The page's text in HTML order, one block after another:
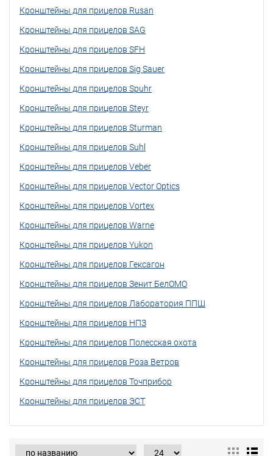
Кронштейны для прицелов Rusan
Кронштейны для прицелов SAG
Кронштейны для прицелов SFH
Кронштейны для прицелов Sig Sauer
Кронштейны для прицелов Spuhr
Кронштейны для прицелов Steyr
Кронштейны для прицелов Sturman
Кронштейны для прицелов Suhl
Кронштейны для прицелов Veber
Кронштейны для прицелов Vector Optics
Кронштейны для прицелов Vortex
Кронштейны для прицелов Warne
Кронштейны для прицелов Yukon
Кронштейны для прицелов Гексагон
Кронштейны для прицелов Зенит БелОМО
Кронштейны для прицелов Лаборатория ППШ
Кронштейны для прицелов НПЗ
Кронштейны для прицелов Полесская охота
Кронштейны для прицелов Роза Ветров
Кронштейны для прицелов Точприбор
Кронштейны для прицелов ЭСТ